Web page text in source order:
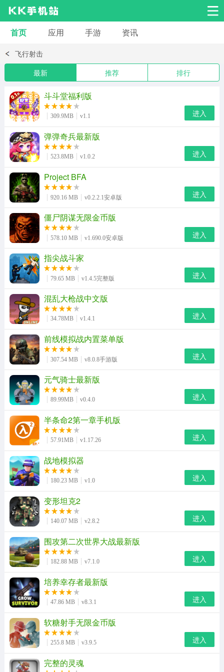
安卓应用
系统工具 交友聊天 影音播放
小说漫画
拍摄美化 浏览下载
运动健身 网络购物
金融理财 游戏辅助
安卓其它 模拟经营
角色扮演
策略塔防 飞行射击 冒险解谜
体育竞技 赛车竞速
手游工具 其它手游
首页 应用 手游 资讯
飞行射击
最新
推荐 排行
斗斗堂福利版
309.9MB v1.1 进入
弹弹奇兵最新版
523.8MB v1.0.2 进入
Project BFA
920.16 MB v0.2.2.1安卓版 进入
僵尸阴谋无限金币版
578.10 MB v1.690.0安卓版 进入
指尖战斗家
79.65 MB v1.4.5完整版 进入
混乱大枪战中文版
34.78MB v1.4.1 进入
前线模拟战内置菜单版
307.54 MB v8.0.8手游版 进入
元气骑士最新版
89.99MB v0.4.0 进入
半条命2第一章手机版
57.91MB v1.17.26 进入
战地模拟器
180.23 MB v1.0 进入
变形坦克2
140.07 MB v2.8.2 进入
围攻第二次世界大战最新版
182.88 MB v7.1.0 进入
培养幸存者最新版
47.86 MB v8.3.1 进入
软糖射手无限金币版
255.8 MB v3.9.5 进入
完整的灵魂